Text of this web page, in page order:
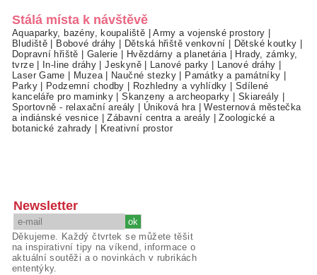
Stálá místa k návštěvě
Aquaparky, bazény, koupaliště |Army a vojenské prostory
Bludiště
Bobové dráhy Dětská hřiště venkovní Dětské koutky
Dopravní hřiště
Galerie Hvězdárny a planetária|
Hrady, zámky,
tvrze| In-line dráhy |Jeskyně| Lanové parky Lanové dráhy
Laser Game
Muzea| Naučné stezky Památky a památníky
Parky| Podzemní chodby Rozhledny a vyhlídky
Sdílené
kanceláře pro maminky |Skanzeny a archeoparky Skiareály
Sportovně - relaxační areály
Úniková hra|Westernová městečka
a indiánské vesnice |Zábavní centra a areály |Zoologické a
botanické zahrady
Kreativní prostor
Newsletter
Děkujeme. Každý čtvrtek se můžete těšit
na inspirativní tipy na víkend, informace o
aktuální soutěži a o novinkách v rubrikách
ententýky.